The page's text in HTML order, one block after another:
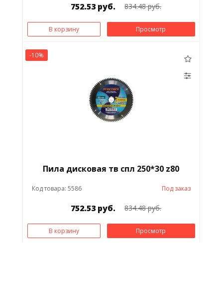
752.53 руб. 834.48 руб.
В корзину Просмотр
-10%
Пила дисковая тв спл 250*30 z80
Код товара: 5586 Под заказ
752.53 руб. 834.48 руб.
В корзину Просмотр